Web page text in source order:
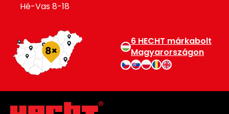
Hé-Vas 8-18
6 HECHT márkabolt
Magyarországon